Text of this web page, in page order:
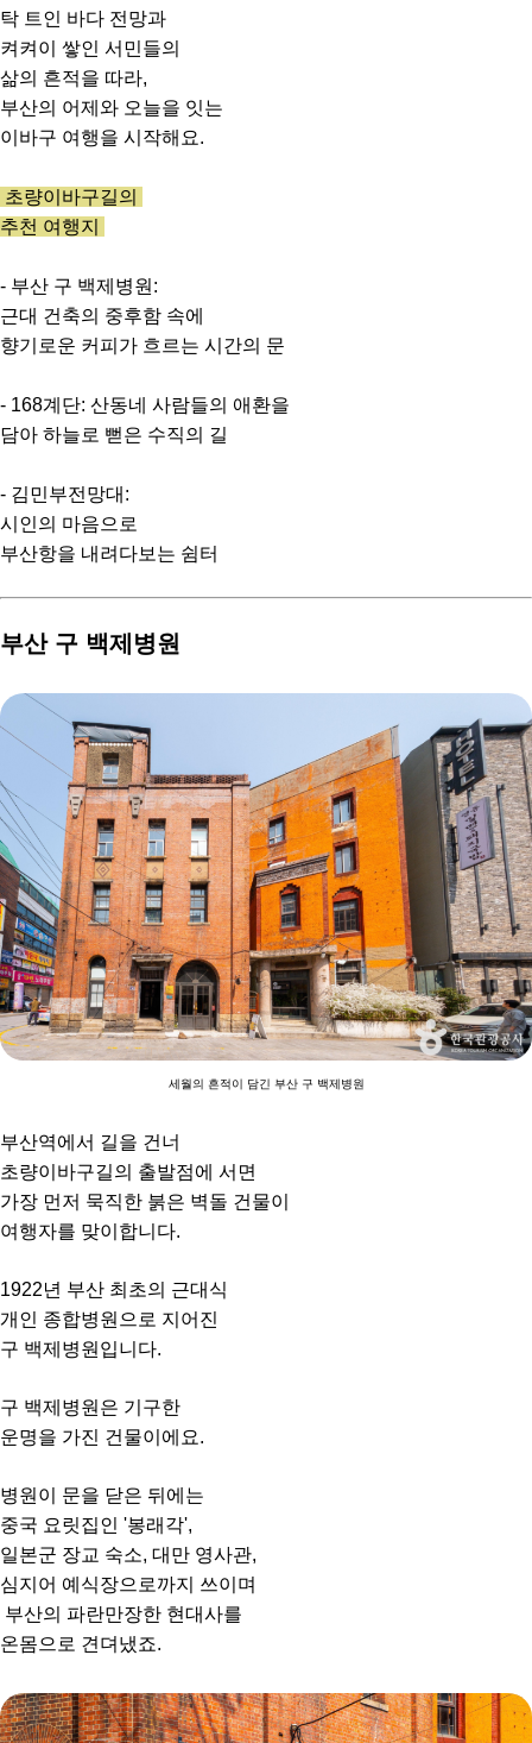
탁 트인 바다 전망과
켜켜이 쌓인 서민들의
삶의 흔적을 따라,
부산의 어제와 오늘을 잇는
이바구 여행을 시작해요.
초량이바구길의
추천 여행지
- 부산 구 백제병원:
근대 건축의 중후함 속에
향기로운 커피가 흐르는 시간의 문
- 168계단: 산동네 사람들의 애환을
담아 하늘로 뻗은 수직의 길
- 김민부전망대:
시인의 마음으로
부산항을 내려다보는 쉼터
부산 구 백제병원
세월의 흔적이 담긴 부산 구 백제병원
부산역에서 길을 건너
초량이바구길의 출발점에 서면
가장 먼저 묵직한 붉은 벽돌 건물이
여행자를 맞이합니다.
1922년 부산 최초의 근대식
개인 종합병원으로 지어진
구 백제병원입니다.
구 백제병원은 기구한
운명을 가진 건물이에요.
병원이 문을 닫은 뒤에는
중국 요릿집인 '봉래각',
일본군 장교 숙소, 대만 영사관,
심지어 예식장으로까지 쓰이며
부산의 파란만장한 현대사를
온몸으로 견뎌냈죠.